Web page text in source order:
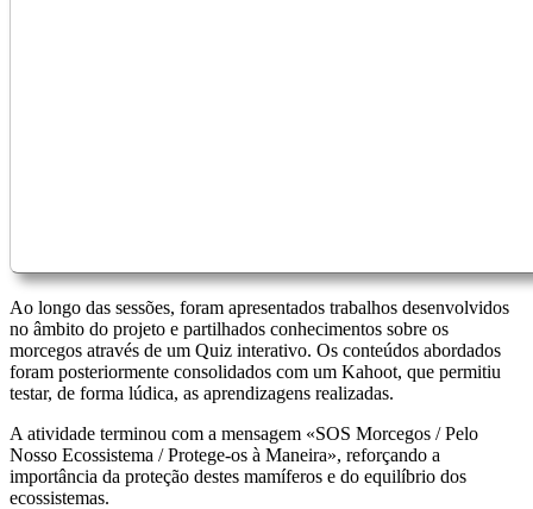
Ao longo das sessões, foram apresentados trabalhos desenvolvidos
no âmbito do projeto e partilhados conhecimentos sobre os
morcegos através de um Quiz interativo. Os conteúdos abordados
foram posteriormente consolidados com um Kahoot, que permitiu
testar, de forma lúdica, as aprendizagens realizadas.
A atividade terminou com a mensagem «SOS Morcegos / Pelo
Nosso Ecossistema / Protege-os à Maneira», reforçando a
importância da proteção destes mamíferos e do equilíbrio dos
ecossistemas.